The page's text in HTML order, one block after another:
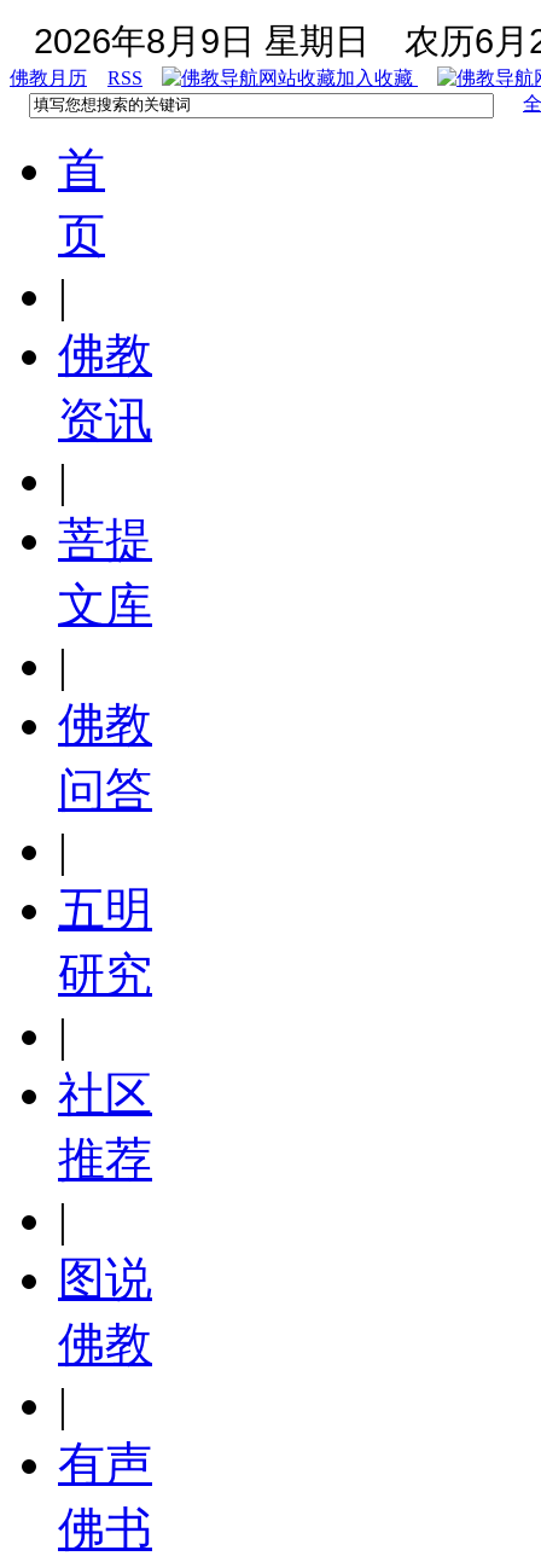
2026年8月9日 星期日 农历6月
佛教月历 RSS
加入收藏
首
页
|
佛教
资讯
|
菩提
文库
|
佛教
问答
|
五明
研究
|
社区
推荐
|
图说
佛教
|
有声
佛书